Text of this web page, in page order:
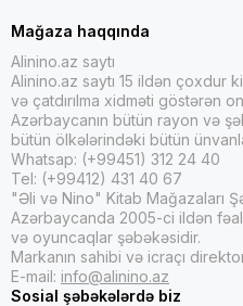
Mağaza haqqında
Alinino.az saytı
Alinino.az saytı 15 ildən çoxdur
və çatdırılma xidməti göstərən
Azərbaycanın bütün rayon və
bütün ölkələrindəki bütün
Whatsap: (+99451) 312 24 40
Tel: (+99412) 431 40 67
"Əli və Nino" Kitab Mağazaları
Azərbaycanda 2005-ci ildən
və oyuncaqlar şəbəkəsidir.
Markanın sahibi və icraçı
E-mail: info@alinino.az
Sosial şəbəkələrdə biz